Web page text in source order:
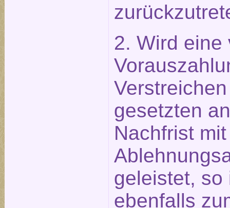
2. Wird eine
gesetzten
Nachfrist mit
geleistet, so
ebenfalls